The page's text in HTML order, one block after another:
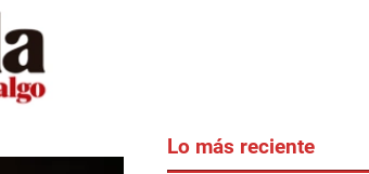
Lo más reciente